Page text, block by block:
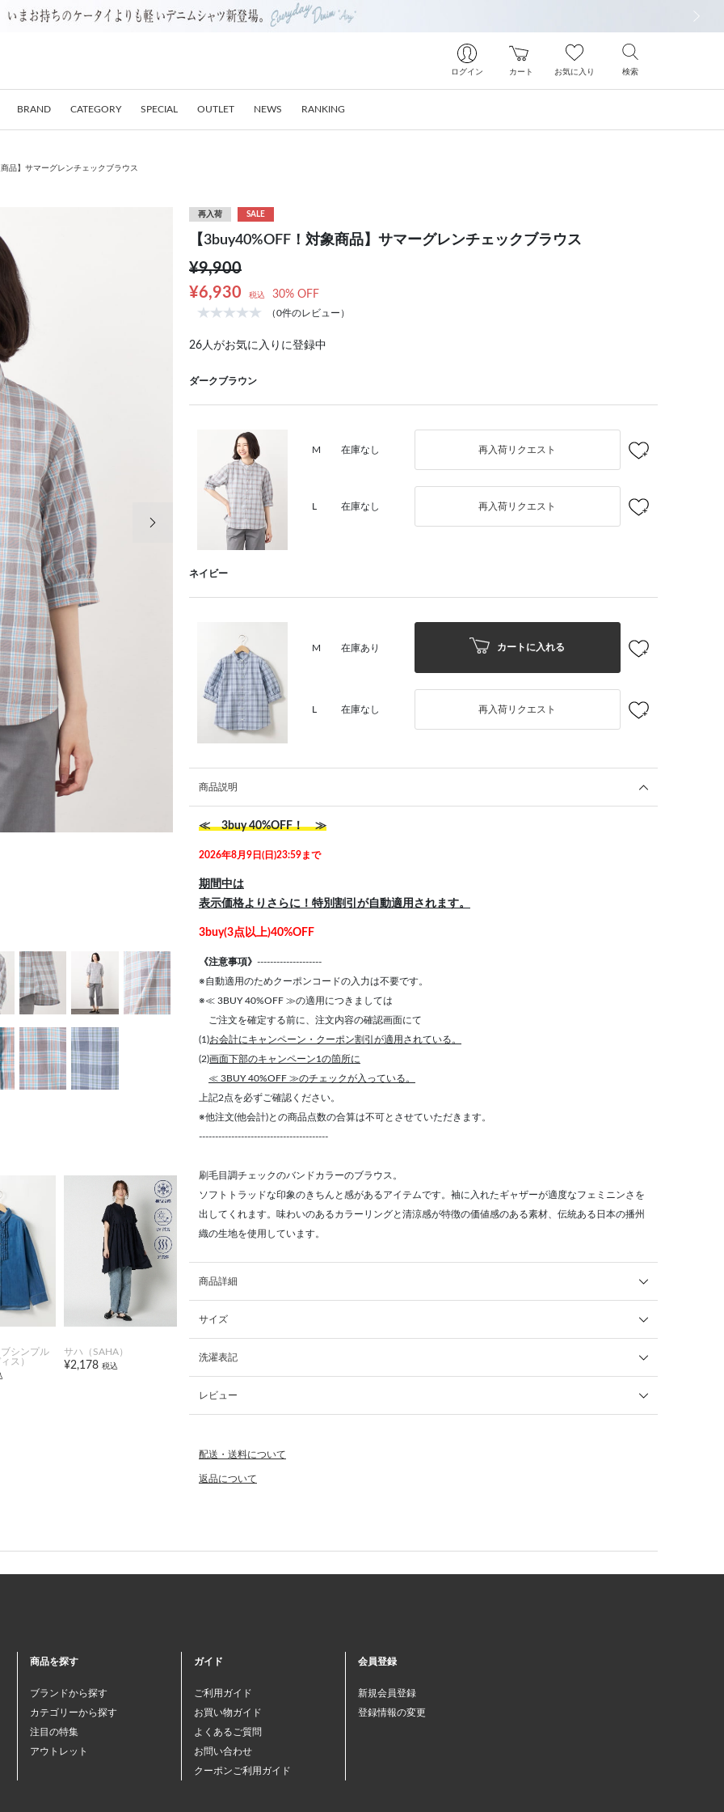
ログイン カート お気に入り 検索
BRAND CATEGORY SPECIAL OUTLET NEWS RANKING
品】サマーグレンチェックブラウス
シンプル
ス）
サハ（SAHA）
¥2,178 税込
再入荷 SALE
【3buy40%OFF！対象商品】サマーグレンチェックブラウス
¥9,900
¥6,930
税込 30% OFF
（0件のレビュー）
26人がお気に入りに登録中
ダークブラウン
M 在庫なし 再入荷リクエスト
L 在庫なし 再入荷リクエスト
ネイビー
M 在庫あり カートに入れる
在庫なし 再入荷リクエスト
商品説明
≪ 3buy 40%OFF！ ≫
2026年8月9日(日)23:59まで
期間中は
表示価格よりさらに！特別割引が自動適用されます。
3buy(3点以上)40%OFF
《注意事項》 --------------------
※自動適用のためクーポンコードの入力は不要です。
※≪ 3BUY 40%OFF ≫の適用につきましては
ご注文を確定する前に、注文内容の確認画面にて
(1)お会計にキャンペーン・クーポン割引が適用されている。
(2)画面下部のキャンペーン1の箇所に
≪ 3BUY 40%OFF ≫のチェックが入っている。
上記2点を必ずご確認ください。
※他注文(他会計)との商品点数の合算は不可とさせていただきます。
----------------------------------------
刷毛目調チェックのバンドカラーのブラウス。
ソフトトラッドな印象のきちんと感があるアイテムです。袖に入れたギャザーが適度なフェミニンさを
出してくれます。味わいのあるカラーリングと清涼感が特徴の価値感のある素材、伝統ある日本の播州
織の生地を使用しています。
商品詳細
サイズ
洗濯表記
レビュー
配送・送料について
返品について
商品を探す
ブランドから探す
カテゴリーから探す
注目の特集
アウトレット
ガイド
ご利用ガイド
お買い物ガイド
よくあるご質問
お問い合わせ
クーポンご利用ガイド
会員登録
新規会員登録
登録情報の変更